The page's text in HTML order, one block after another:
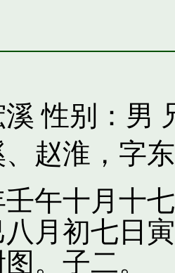
性别：男
、 赵淮，字
午十月十
月初七日
。子二。